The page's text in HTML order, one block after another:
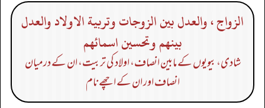
الزواج ، والعدل بين الزوجات وتربية الاولاد والعدل
بينهم وتحسين اسمائهم
شادی، بیویوں کے مابین انصاف، اولاد کی تربیت، ان کے درمیان
انصاف اور ان کے اچھے نام